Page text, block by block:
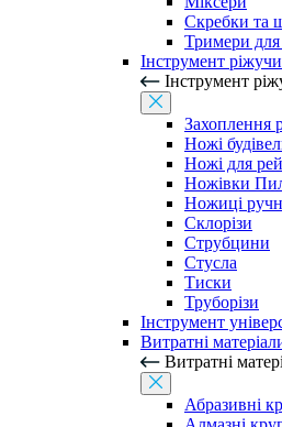
Скребки та
Тримери для
Інструмент
Інструмент
Захоплення
Ножі
Ножі для
Ножівки
Ножиці
Склорізи
Струбцини
Стусла
Тиски
Труборізи
Інструмент
Витратні
Витратні
Абразивні